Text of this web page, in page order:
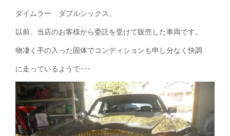
ダイムラー ダブルシックス。
以前、当店のお客様から委託を受けて販売した車両です。
物凄く手の入った固体でコンディションも申し分なく快調
に走っているようで･･･